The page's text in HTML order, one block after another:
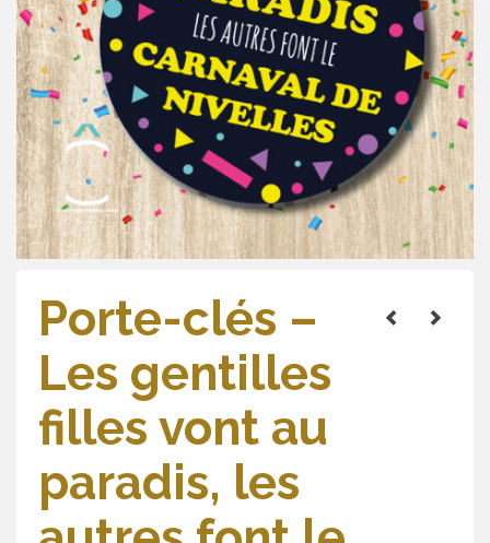
Porte-clés –
Les gentilles
filles vont au
paradis, les